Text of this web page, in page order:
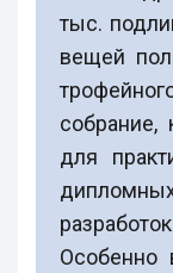
тыс.
вещей
собрание,
для